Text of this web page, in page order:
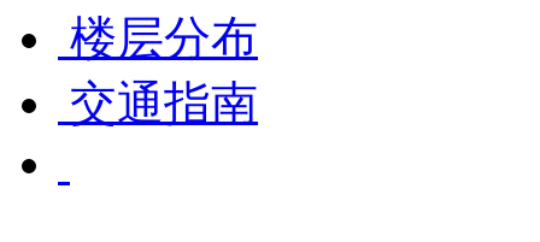
楼层分布
交通指南